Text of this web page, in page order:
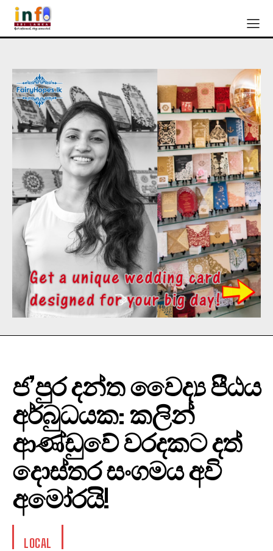
ජ’පුර දන්ත වෛද්‍ය පීඨය
අර්බුධයක: කලින්
ආණ්ඩුවේ වරදකට දත්
දොස්තර සංගමය අවි
අමෝරයි!
LOCAL